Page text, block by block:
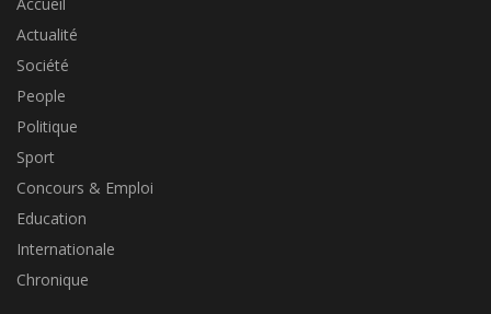
Actualité
Société
People
Politique
Sport
Concours & Emploi
Education
Internationale
Chronique